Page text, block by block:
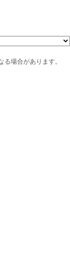
場合があります。